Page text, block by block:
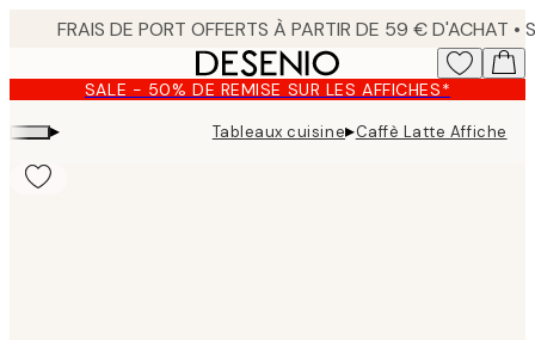
content.SALE - 50% DE REMISE SUR LES AFFICHES*
▸ Tableaux cuisine▸Caffè Latte Affiche